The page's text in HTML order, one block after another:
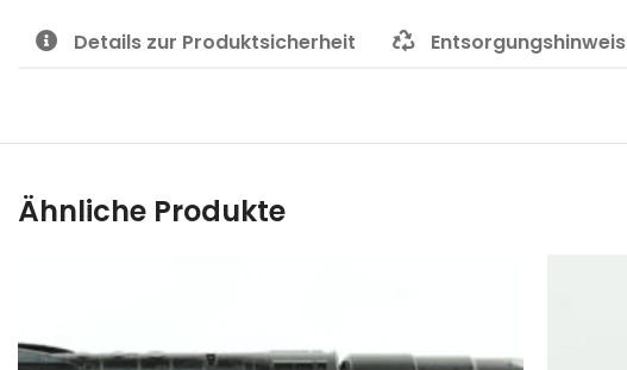
Details zur Produktsicherheit Entsorgungshinweis
Ähnliche Produkte